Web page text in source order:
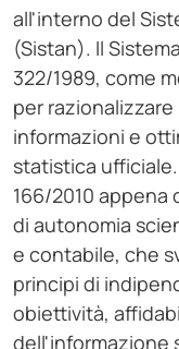
all'interno del
(Sistan). Il
322/1989, come
per
informazioni e
statistica
166/2010
di autonomia
e contabile, che
principi di
obiettività,
dell'informazione